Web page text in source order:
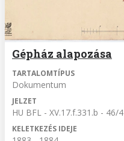
Gépház alapozása
TARTALOMTÍPUS
Dokumentum
JELZET
HU BFL - XV.17.f.331.b - 46/4
KELETKEZÉS IDEJE